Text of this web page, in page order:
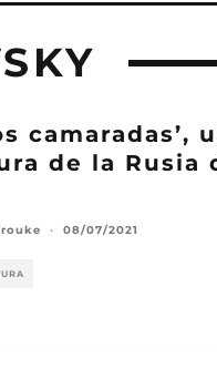
camaradas’,
de la Rusia
· 08/07/2021